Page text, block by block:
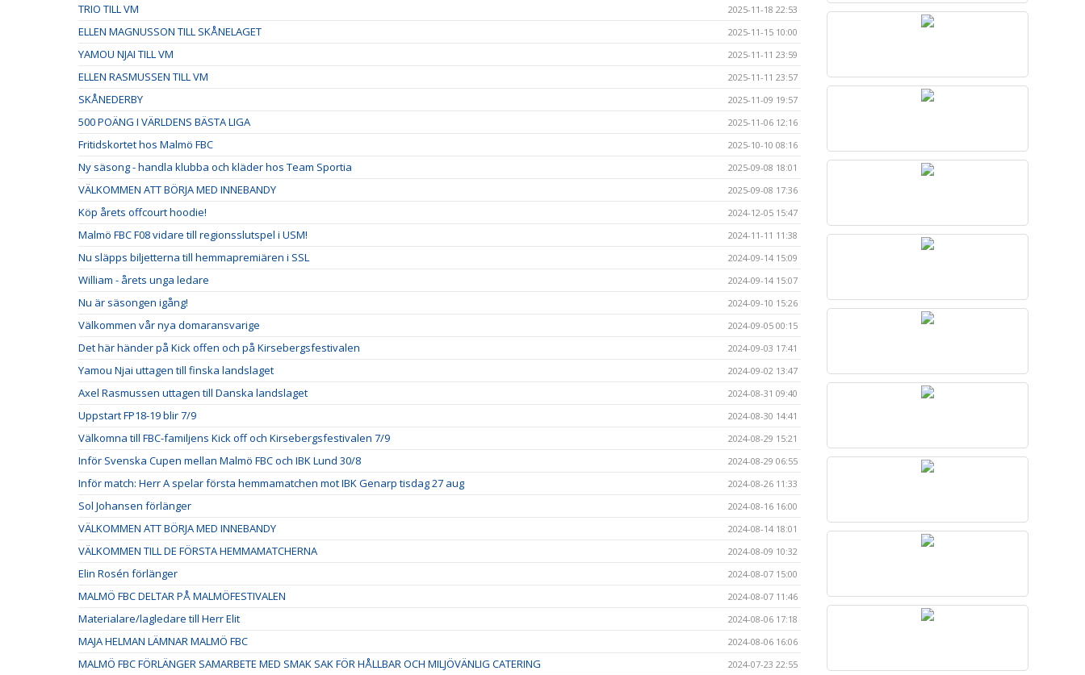
TRIO TILL VM 2025-11-18 22:53
ELLEN MAGNUSSON TILL SKÅNELAGET 2025-11-15 10:00
YAMOU NJAI TILL VM 2025-11-11 23:59
ELLEN RASMUSSEN TILL VM 2025-11-11 23:57
SKÅNEDERBY 2025-11-09 19:57
500 POÄNG I VÄRLDENS BÄSTA LIGA 2025-11-06 12:16
Fritidskortet hos Malmö FBC 2025-10-10 08:16
Ny säsong - handla klubba och kläder hos Team Sportia 2025-09-08 18:01
VÄLKOMMEN ATT BÖRJA MED INNEBANDY 2025-09-08 17:36
Köp årets offcourt hoodie! 2024-12-05 15:47
Malmö FBC F08 vidare till regionsslutspel i USM! 2024-11-11 11:38
Nu släpps biljetterna till hemmapremiären i SSL 2024-09-14 15:09
William - årets unga ledare 2024-09-14 15:07
Nu är säsongen igång! 2024-09-10 15:26
Välkommen vår nya domaransvarige 2024-09-05 00:15
Det här händer på Kick offen och på Kirsebergsfestivalen 2024-09-03 17:41
Yamou Njai uttagen till finska landslaget 2024-09-02 13:47
Axel Rasmussen uttagen till Danska landslaget 2024-08-31 09:40
Uppstart FP18-19 blir 7/9 2024-08-30 14:41
Välkomna till FBC-familjens Kick off och Kirsebergsfestivalen 7/9 2024-08-29 15:21
Inför Svenska Cupen mellan Malmö FBC och IBK Lund 30/8 2024-08-29 06:55
Inför match: Herr A spelar första hemmamatchen mot IBK Genarp tisdag 27 aug 2024-08-26 11:33
Sol Johansen förlänger 2024-08-16 16:00
VÄLKOMMEN ATT BÖRJA MED INNEBANDY 2024-08-14 18:01
VÄLKOMMEN TILL DE FÖRSTA HEMMAMATCHERNA 2024-08-09 10:32
Elin Rosén förlänger 2024-08-07 15:00
MALMÖ FBC DELTAR PÅ MALMÖFESTIVALEN 2024-08-07 11:46
Materialare/lagledare till Herr Elit 2024-08-06 17:18
MAJA HELMAN LÄMNAR MALMÖ FBC 2024-08-06 16:06
MALMÖ FBC FÖRLÄNGER SAMARBETE MED SMAK SAK FÖR HÅLLBAR OCH MILJÖVÄNLIG CATERING 2024-07-23 22:55